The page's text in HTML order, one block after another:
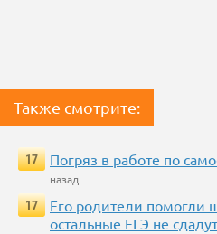
Также смотрите:
17 Погряз в работе по
назад
17
Его родители помогли
остальные ЕГЭ не сдадут